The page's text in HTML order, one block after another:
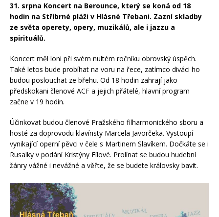
31. srpna Koncert na Berounce, který se koná od 18
hodin na Stříbrné pláži v Hlásné Třebani. Zazní skladby
ze světa operety, opery, muzikálů, ale i jazzu a
spirituálů.
Koncert měl loni při svém nultém ročníku obrovský úspěch.
Také letos bude probíhat na voru na řece, zatímco diváci ho
budou poslouchat ze břehu. Od 18 hodin zahrají jako
předskokani členové ACF a jejich přátelé, hlavní program
začne v 19 hodin.
Účinkovat budou členové Pražského filharmonického sboru a
hosté za doprovodu klavíristy Marcela Javorčeka. Vystoupí
vynikající operní pěvci v čele s Martinem Slavíkem. Dočkáte se i
Rusalky v podání Kristýny Fílové. Prolínat se budou hudební
žánry vážné i nevážné a věřte, že se budete královsky bavit.